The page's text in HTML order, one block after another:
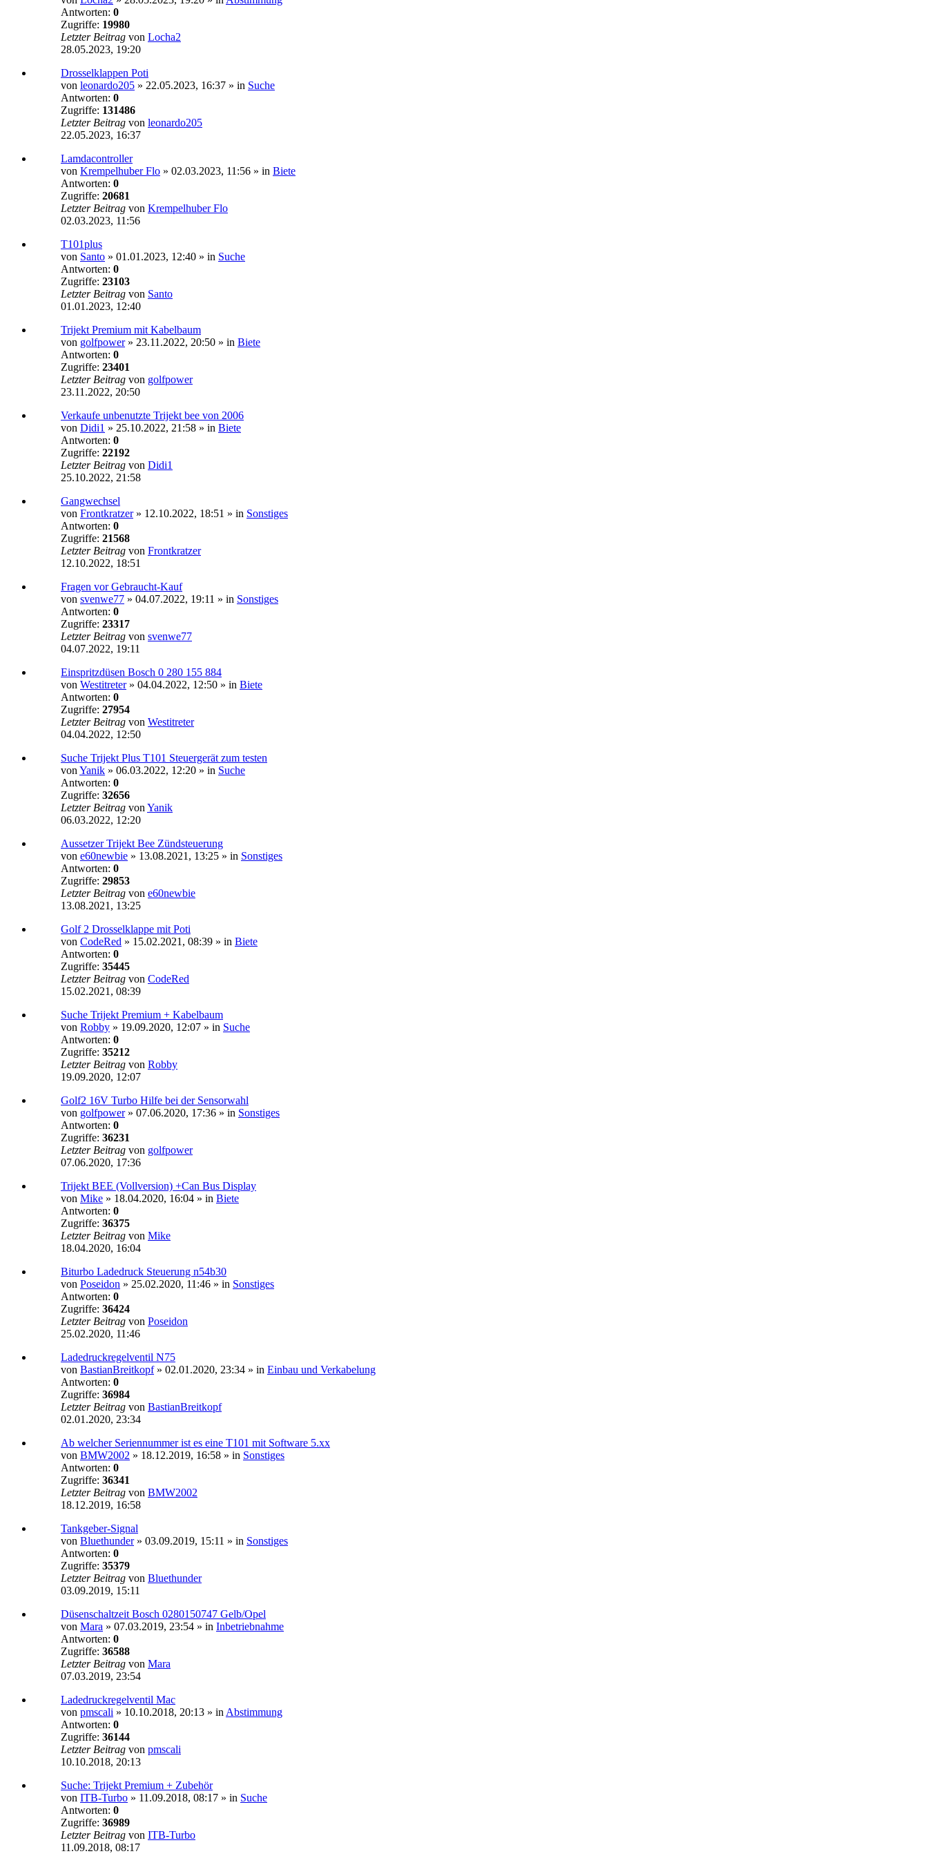
Antworten: 0
Zugriffe: 19980
Letzter Beitrag von Locha2
28.05.2023, 19:20
Drosselklappen Poti
von leonardo205 » 22.05.2023, 16:37 » in Suche
Antworten: 0
Zugriffe: 131486
Letzter Beitrag von leonardo205
22.05.2023, 16:37
Lamdacontroller
von Krempelhuber Flo » 02.03.2023, 11:56 » in Biete
Antworten: 0
Zugriffe: 20681
Letzter Beitrag von Krempelhuber Flo
02.03.2023, 11:56
T101plus
von Santo » 01.01.2023, 12:40 » in Suche
Antworten: 0
Zugriffe: 23103
Letzter Beitrag von Santo
01.01.2023, 12:40
Trijekt Premium mit Kabelbaum
von golfpower» 23.11.2022, 20:50 » in Biete
Antworten: 0
Zugriffe: 23401
Letzter Beitrag von golfpower
23.11.2022, 20:50
Verkaufe unbenutzte Trijekt bee von 2006
von Didi1 » 25.10.2022, 21:58 » in Biete
Antworten: 0
Zugriffe: 22192
Letzter Beitrag von Didi1
25.10.2022, 21:58
Gangwechsel
von Frontkratzer» 12.10.2022, 18:51 » in Sonstiges
Antworten: 0
Zugriffe: 21568
Letzter Beitrag von Frontkratzer
12.10.2022, 18:51
Fragen vor Gebraucht-Kauf
von svenwe77 » 04.07.2022, 19:11 » in Sonstiges
Antworten: 0
Zugriffe: 23317
Letzter Beitrag von svenwe77
04.07.2022, 19:11
Einspritzdüsen Bosch 0 280 155 884
von Westitreter» 04.04.2022, 12:50 » in Biete
Antworten: 0
Zugriffe: 27954
Letzter Beitrag von Westitreter
04.04.2022, 12:50
Suche Trijekt Plus T101 Steuergerät zum testen
von Yanik » 06.03.2022, 12:20 » in Suche
Antworten: 0
Zugriffe: 32656
Letzter Beitrag von Yanik
06.03.2022, 12:20
Aussetzer Trijekt Bee Zündsteuerung
von e60newbie » 13.08.2021, 13:25 » in Sonstiges
Antworten: 0
Zugriffe: 29853
Letzter Beitrag von e60newbie
13.08.2021, 13:25
Golf 2 Drosselklappe mit Poti
von CodeRed » 15.02.2021, 08:39 » in Biete
Antworten: 0
Zugriffe: 35445
Letzter Beitrag von CodeRed
15.02.2021, 08:39
Suche Trijekt Premium + Kabelbaum
von Robby » 19.09.2020, 12:07 » in Suche
Antworten: 0
Zugriffe: 35212
Letzter Beitrag von Robby
19.09.2020, 12:07
Golf2 16V Turbo Hilfe bei der Sensorwahl
von golfpower» 07.06.2020, 17:36 » in Sonstiges
Antworten: 0
Zugriffe: 36231
Letzter Beitrag von golfpower
07.06.2020, 17:36
Trijekt BEE (Vollversion) +Can Bus Display
von Mike » 18.04.2020, 16:04 » in Biete
Antworten: 0
Zugriffe: 36375
Letzter Beitrag von Mike
18.04.2020, 16:04
Biturbo Ladedruck Steuerung n54b30
von Poseidon » 25.02.2020, 11:46 » in Sonstiges
Antworten: 0
Zugriffe: 36424
Letzter Beitrag von Poseidon
25.02.2020, 11:46
Ladedruckregelventil N75
von BastianBreitkopf» 02.01.2020, 23:34 » in Einbau und Verkabelung
Antworten: 0
Zugriffe: 36984
Letzter Beitrag von BastianBreitkopf
02.01.2020, 23:34
Ab welcher Seriennummer ist es eine T101 mit Software 5.xx
von BMW2002 » 18.12.2019, 16:58 » in Sonstiges
Antworten: 0
Zugriffe: 36341
Letzter Beitrag von BMW2002
18.12.2019, 16:58
Tankgeber-Signal
von Bluethunder» 03.09.2019, 15:11 » in Sonstiges
Antworten: 0
Zugriffe: 35379
Letzter Beitrag von Bluethunder
03.09.2019, 15:11
Düsenschaltzeit Bosch 0280150747 Gelb/Opel
von Mara » 07.03.2019, 23:54 » in Inbetriebnahme
Antworten: 0
Zugriffe: 36588
Letzter Beitrag von Mara
07.03.2019, 23:54
Ladedruckregelventil Mac
von pmscali » 10.10.2018, 20:13 » in Abstimmung
Antworten: 0
Zugriffe: 36144
Letzter Beitrag von pmscali
10.10.2018, 20:13
Suche: Trijekt Premium + Zubehör
von ITB-Turbo » 11.09.2018, 08:17 » in Suche
Antworten: 0
Zugriffe: 36989
Letzter Beitrag von ITB-Turbo
11.09.2018, 08:17